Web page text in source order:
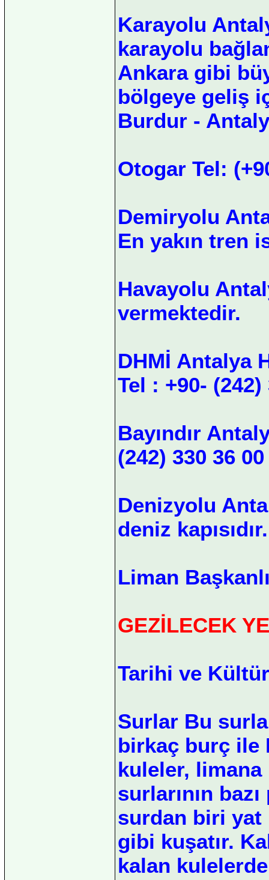
Karayolu
karayolu
Ankara gibi
bölgeye geliş
Burdur -
Otogar Tel:
Demiryolu
En yakın tren
Havayolu
vermektedir.
DHMİ Antalya
Tel : +90- (242)
Bayındır
(242) 330 36 00
Denizyolu
deniz kapısıdır.
Liman
GEZİLECEK
Tarihi ve
Surlar Bu
birkaç burç ile
kuleler,
surlarının
surdan biri yat
gibi kuşatır.
kalan